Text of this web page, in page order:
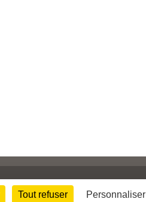
Tout refuser Personnaliser